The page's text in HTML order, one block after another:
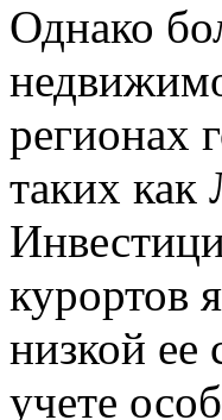
Однако
регионах
таких как
курортов
низкой ее
учете